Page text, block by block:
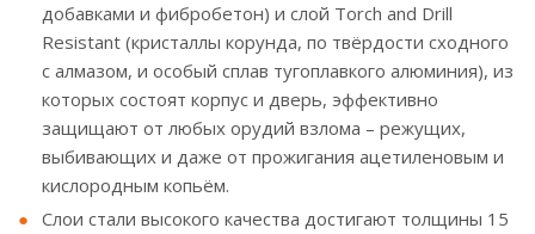
добавками и фибробетон) и слой Torch and Drill
Resistant (кристаллы корунда, по твёрдости сходного
с алмазом, и особый сплав тугоплавкого алюминия), из
которых состоят корпус и дверь, эффективно
защищают от любых орудий взлома – режущих,
выбивающих и даже от прожигания ацетиленовым и
кислородным копьём.
Слои стали высокого качества достигают толщины 15